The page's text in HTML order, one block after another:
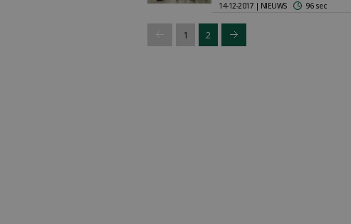
14-12-2017 | NIEUWS 96 sec
1 2